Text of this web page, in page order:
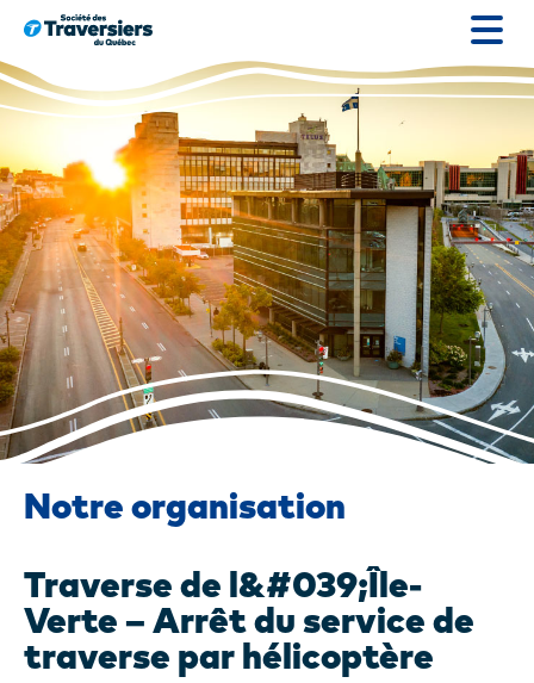
Passer
au
contenu
Notre organisation
Traverse de l&#039;Île-
Verte – Arrêt du service de
traverse par hélicoptère